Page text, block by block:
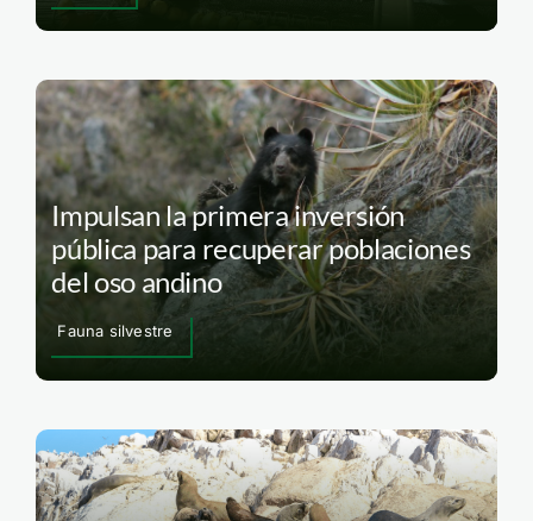
Impulsan la primera inversión
pública para recuperar poblaciones
del oso andino
Fauna silvestre